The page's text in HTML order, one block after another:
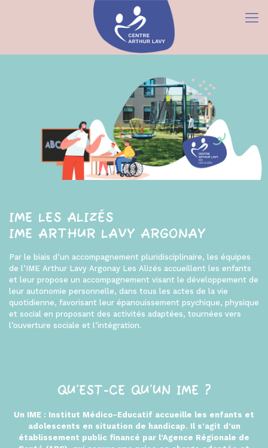
IME LES ALIZÉS
IME ARTHUR LAVY ARGONAY
Par le biais d’un accompagnement pluridisciplinaire, les équipes
de l’IME Arthur Lavy Argonay Les Alizés accueillent les enfants
et leur propose un accompagnement visant le développement de
leur autonomie personnelle, dans tous les actes de la vie
quotidienne, favorisant leur épanouissement psychique, physique
et social en proposant des activités adaptées, tournées vers
l’ouverture sociale et l’intégration.
QU’EST-CE QU’UN IME ?
Un IME : Institut Médico-Educatif accueille les enfants et
adolescents en situation de handicap. Il s’agit d’un
établissement public financé par l’Agence Régionale de